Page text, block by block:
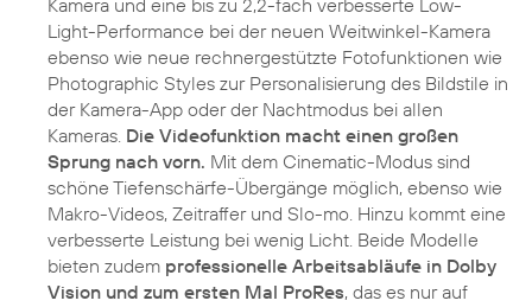
Light-Performance bei der neuen Weitwinkel-Kamera
ebenso wie neue rechnergestützte Fotofunktionen wie
Photographic Styles zur Personalisierung des Bildstile in
der Kamera-App oder der Nachtmodus bei allen
Kameras. Die Videofunktion macht einen großen
Sprung nach vorn. Mit dem Cinematic-Modus sind
schöne Tiefenschärfe-Übergänge möglich, ebenso wie
Makro-Videos, Zeitraffer und Slo-mo. Hinzu kommt eine
verbesserte Leistung bei wenig Licht. Beide Modelle
bieten zudem professionelle Arbeitsabläufe in Dolby
Vision und zum ersten Mal ProRes, das es nur auf